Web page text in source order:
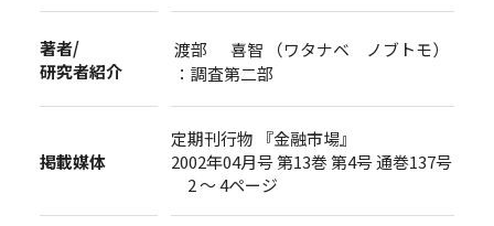
著者/
研究者紹介
渡部 喜智 （ワタナベ ノブトモ）
：調査第二部
掲載媒体
定期刊行物 『金融市場』
2002年04月号 第13巻 第4号 通巻137号
2 ～ 4ページ